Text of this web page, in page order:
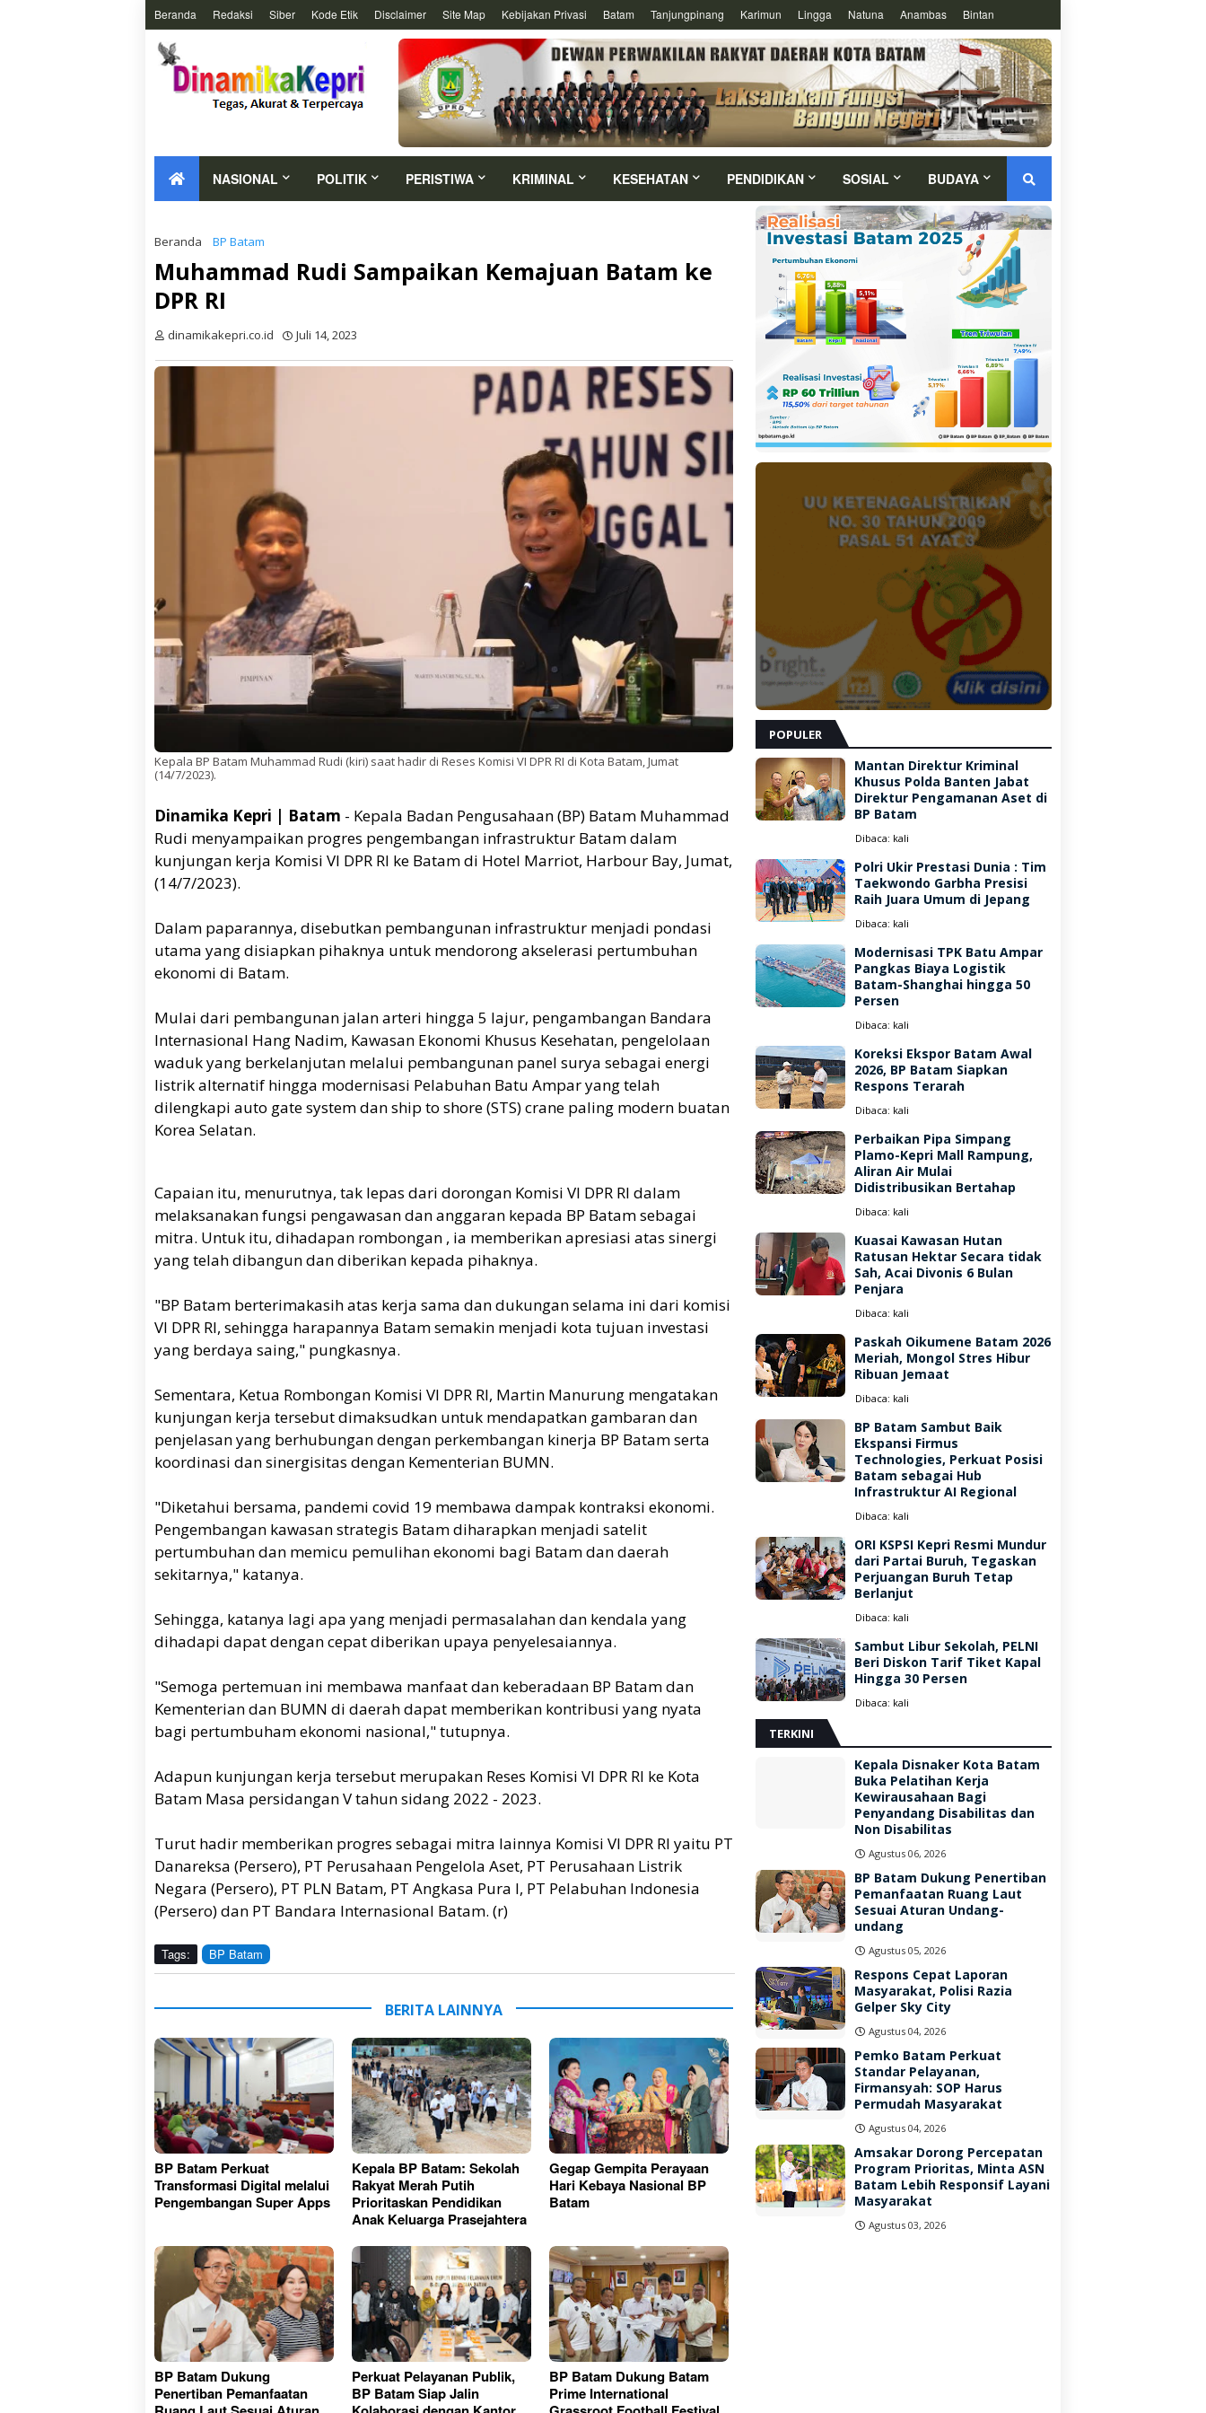
Beranda Redaksi Siber Kode Etik Disclaimer Site Map Kebijakan Privasi Batam Tanjungpinang Karimun Lingga Natuna Anambas Bintan
NASIONAL POLITIK PERISTIWA KRIMINAL KESEHATAN PENDIDIKAN SOSIAL BUDAYA
Beranda BP Batam
Muhammad Rudi Sampaikan Kemajuan Batam ke
DPR RI
dinamikakepri.co.id Juli 14, 2023
Kepala BP Batam Muhammad Rudi (kiri) saat hadir di Reses Komisi VI DPR RI di Kota Batam, Jumat
(14/7/2023).
Dinamika Kepri | Batam - Kepala Badan Pengusahaan (BP) Batam Muhammad
Rudi menyampaikan progres pengembangan infrastruktur Batam dalam
kunjungan kerja Komisi VI DPR RI ke Batam di Hotel Marriot, Harbour Bay, Jumat,
(14/7/2023).
Dalam paparannya, disebutkan pembangunan infrastruktur menjadi pondasi
utama yang disiapkan pihaknya untuk mendorong akselerasi pertumbuhan
ekonomi di Batam.
Mulai dari pembangunan jalan arteri hingga 5 lajur, pengambangan Bandara
Internasional Hang Nadim, Kawasan Ekonomi Khusus Kesehatan, pengelolaan
waduk yang berkelanjutan melalui pembangunan panel surya sebagai energi
listrik alternatif hingga modernisasi Pelabuhan Batu Ampar yang telah
dilengkapi auto gate system dan ship to shore (STS) crane paling modern buatan
Korea Selatan.
Capaian itu, menurutnya, tak lepas dari dorongan Komisi VI DPR RI dalam
melaksanakan fungsi pengawasan dan anggaran kepada BP Batam sebagai
mitra. Untuk itu, dihadapan rombongan , ia memberikan apresiasi atas sinergi
yang telah dibangun dan diberikan kepada pihaknya.
"BP Batam berterimakasih atas kerja sama dan dukungan selama ini dari komisi
VI DPR RI, sehingga harapannya Batam semakin menjadi kota tujuan investasi
yang berdaya saing," pungkasnya.
Sementara, Ketua Rombongan Komisi VI DPR RI, Martin Manurung mengatakan
kunjungan kerja tersebut dimaksudkan untuk mendapatkan gambaran dan
penjelasan yang berhubungan dengan perkembangan kinerja BP Batam serta
koordinasi dan sinergisitas dengan Kementerian BUMN.
"Diketahui bersama, pandemi covid 19 membawa dampak kontraksi ekonomi.
Pengembangan kawasan strategis Batam diharapkan menjadi satelit
pertumbuhan dan memicu pemulihan ekonomi bagi Batam dan daerah
sekitarnya," katanya.
Sehingga, katanya lagi apa yang menjadi permasalahan dan kendala yang
dihadapi dapat dengan cepat diberikan upaya penyelesaiannya.
"Semoga pertemuan ini membawa manfaat dan keberadaan BP Batam dan
Kementerian dan BUMN di daerah dapat memberikan kontribusi yang nyata
bagi pertumbuham ekonomi nasional," tutupnya.
Adapun kunjungan kerja tersebut merupakan Reses Komisi VI DPR RI ke Kota
Batam Masa persidangan V tahun sidang 2022 - 2023.
Turut hadir memberikan progres sebagai mitra lainnya Komisi VI DPR RI yaitu PT
Danareksa (Persero), PT Perusahaan Pengelola Aset, PT Perusahaan Listrik
Negara (Persero), PT PLN Batam, PT Angkasa Pura I, PT Pelabuhan Indonesia
(Persero) dan PT Bandara Internasional Batam. (r)
Tags: BP Batam
BERITA LAINNYA
BP Batam Perkuat
Transformasi Digital melalui
Pengembangan Super Apps
Kepala BP Batam: Sekolah
Rakyat Merah Putih
Prioritaskan Pendidikan
Anak Keluarga Prasejahtera
Gegap Gempita Perayaan
Hari Kebaya Nasional BP
Batam
BP Batam Dukung
Penertiban Pemanfaatan
Perkuat Pelayanan Publik,
BP Batam Siap Jalin
BP Batam Dukung Batam
Prime International
POPULER
Mantan Direktur Kriminal
Khusus Polda Banten Jabat
Direktur Pengamanan Aset di
BP Batam
Dibaca: kali
Polri Ukir Prestasi Dunia : Tim
Taekwondo Garbha Presisi
Raih Juara Umum di Jepang
Dibaca: kali
Modernisasi TPK Batu Ampar
Pangkas Biaya Logistik
Batam-Shanghai hingga 50
Persen
Dibaca: kali
Koreksi Ekspor Batam Awal
2026, BP Batam Siapkan
Respons Terarah
Dibaca: kali
Perbaikan Pipa Simpang
Plamo-Kepri Mall Rampung,
Aliran Air Mulai
Didistribusikan Bertahap
Dibaca: kali
Kuasai Kawasan Hutan
Ratusan Hektar Secara tidak
Sah, Acai Divonis 6 Bulan
Penjara
Dibaca: kali
Paskah Oikumene Batam 2026
Meriah, Mongol Stres Hibur
Ribuan Jemaat
Dibaca: kali
BP Batam Sambut Baik
Ekspansi Firmus
Technologies, Perkuat Posisi
Batam sebagai Hub
Infrastruktur AI Regional
Dibaca: kali
ORI KSPSI Kepri Resmi Mundur
dari Partai Buruh, Tegaskan
Perjuangan Buruh Tetap
Berlanjut
Dibaca: kali
Sambut Libur Sekolah, PELNI
Beri Diskon Tarif Tiket Kapal
Hingga 30 Persen
Dibaca: kali
TERKINI
Kepala Disnaker Kota Batam
Buka Pelatihan Kerja
Kewirausahaan Bagi
Penyandang Disabilitas dan
Non Disabilitas
Agustus 06, 2026
BP Batam Dukung Penertiban
Pemanfaatan Ruang Laut
Sesuai Aturan Undang-
undang
Agustus 05, 2026
Respons Cepat Laporan
Masyarakat, Polisi Razia
Gelper Sky City
Agustus 04, 2026
Pemko Batam Perkuat
Standar Pelayanan,
Firmansyah: SOP Harus
Permudah Masyarakat
Agustus 04, 2026
Amsakar Dorong Percepatan
Program Prioritas, Minta ASN
Batam Lebih Responsif Layani
Masyarakat
Agustus 03, 2026